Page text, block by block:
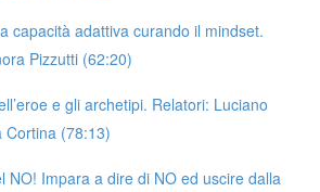
capacità adattiva curando il mindset.
Pizzutti (62:20)
e gli archetipi. Relatori: Luciano
Cortina (78:13)
NO! Impara a dire di NO ed uscire dalla